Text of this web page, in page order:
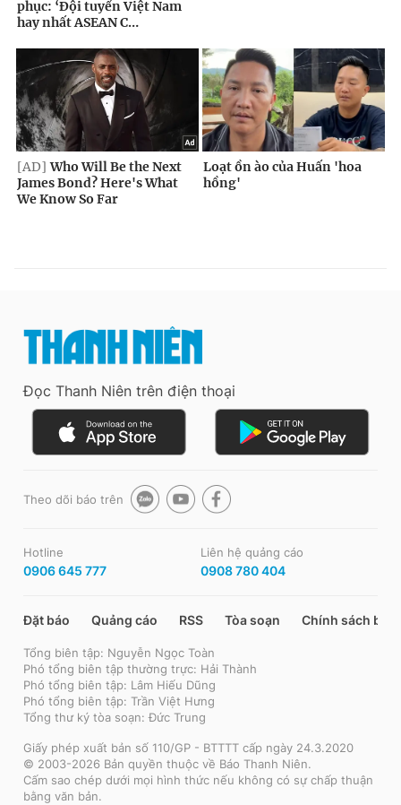
Đọc Thanh Niên trên điện thoại
Theo dõi báo trên
Hotline
0906 645 777
Liên hệ quảng cáo
0908 780 404
Đặt báo Quảng cáo RSS Tòa soạn Chính sách bảo
Tổng biên tập: Nguyễn Ngọc Toàn
Phó tổng biên tập thường trực: Hải Thành
Phó tổng biên tập: Lâm Hiếu Dũng
Phó tổng biên tập: Trần Việt Hưng
Tổng thư ký tòa soạn: Đức Trung
Giấy phép xuất bản số 110/GP - BTTTT cấp ngày 24.3.2020
© 2003-2026 Bản quyền thuộc về Báo Thanh Niên.
Cấm sao chép dưới mọi hình thức nếu không có sự chấp thuận
bằng văn bản.